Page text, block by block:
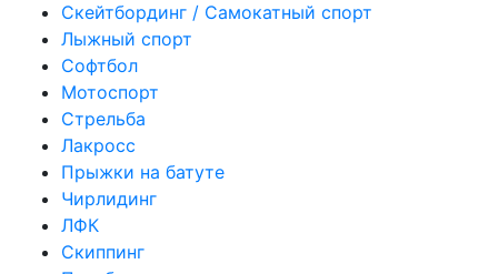
Скейтбординг / Самокатный спорт
Лыжный спорт
Софтбол
Мотоспорт
Стрельба
Лакросс
Прыжки на батуте
Чирлидинг
ЛФК
Скиппинг